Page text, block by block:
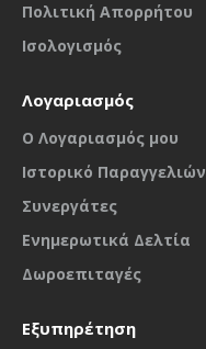
Πολιτική Απορρήτου
Ισολογισμός
Λογαριασμός
O Λογαριασμός μου
Ιστορικό Παραγγελιών
Συνεργάτες
Ενημερωτικά Δελτία
Δωροεπιταγές
Εξυπηρέτηση